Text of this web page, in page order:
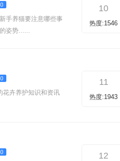
手养猫要注意哪些事
姿势......
10
热度:1546
花卉养护知识和资讯
11
热度:1943
12